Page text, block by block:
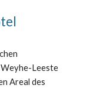
Leeste
Areal des